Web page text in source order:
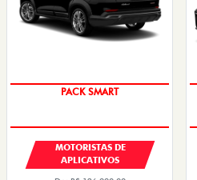
PACK SMART
MOTORISTAS DE
APLICATIVOS